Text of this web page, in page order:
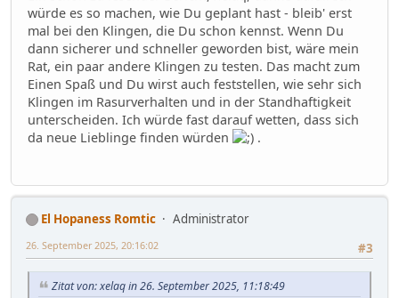
würde es so machen, wie Du geplant hast - bleib' erst
mal bei den Klingen, die Du schon kennst. Wenn Du
dann sicherer und schneller geworden bist, wäre mein
Rat, ein paar andere Klingen zu testen. Das macht zum
Einen Spaß und Du wirst auch feststellen, wie sehr sich
Klingen im Rasurverhalten und in der Standhaftigkeit
unterscheiden. Ich würde fast darauf wetten, dass sich
da neue Lieblinge finden würden
.
El Hopaness Romtic
Administrator
#3
26. September 2025, 20:16:02
Zitat von: xelaq in 26. September 2025, 11:18:49